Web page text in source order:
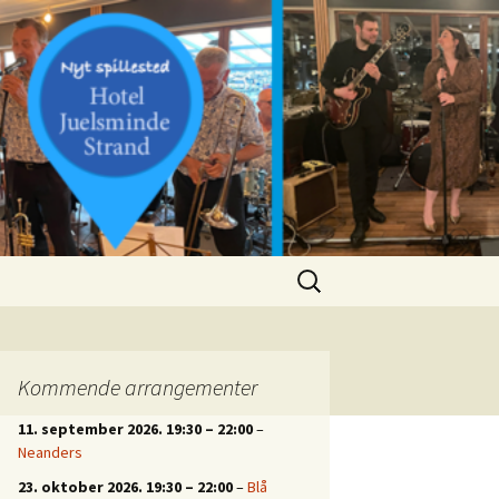
Søg
efter:
Kommende arrangementer
11. september 2026. 19:30 – 22:00–
Neanders
23. oktober 2026. 19:30 – 22:00–Blå